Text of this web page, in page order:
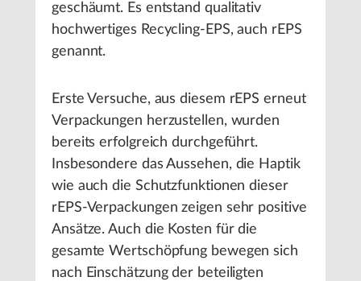
geschäumt. Es entstand qualitativ
hochwertiges Recycling-EPS, auch rEPS
genannt.
Erste Versuche, aus diesem rEPS erneut
Verpackungen herzustellen, wurden
bereits erfolgreich durchgeführt.
Insbesondere das Aussehen, die Haptik
wie auch die Schutzfunktionen dieser
rEPS-Verpackungen zeigen sehr positive
Ansätze. Auch die Kosten für die
gesamte Wertschöpfung bewegen sich
nach Einschätzung der beteiligten